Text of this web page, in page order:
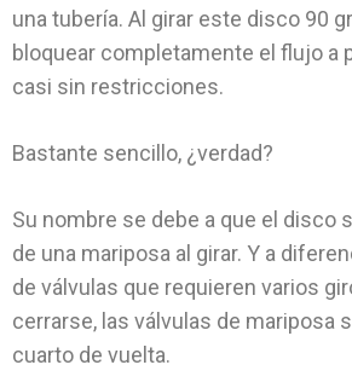
una tubería. Al girar este disco 90
bloquear completamente el flujo a
casi sin restricciones.
Bastante sencillo, ¿verdad?
Su nombre se debe a que el disco
de una mariposa al girar. Y a
de válvulas que requieren varios
cerrarse, las válvulas de mariposa
cuarto de vuelta.